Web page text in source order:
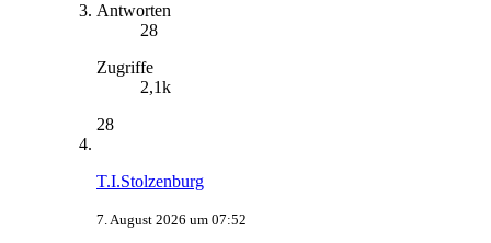
Antworten
28
Zugriffe
2,1k
28
T.I.Stolzenburg
7. August 2026 um 07:52